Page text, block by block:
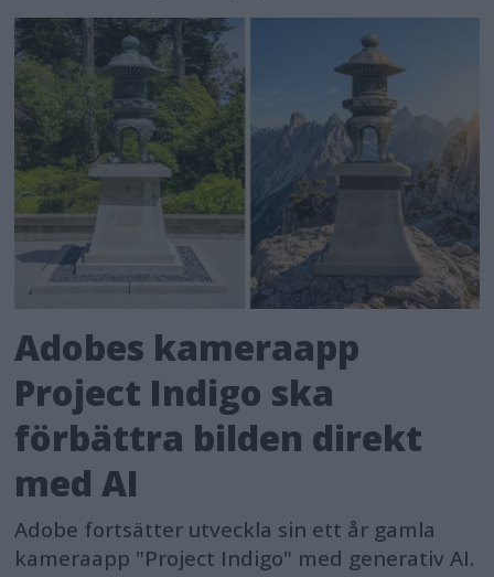
Adobes kameraapp
Project Indigo ska
förbättra bilden direkt
med AI
Adobe fortsätter utveckla sin ett år gamla
kameraapp "Project Indigo" med generativ AI.